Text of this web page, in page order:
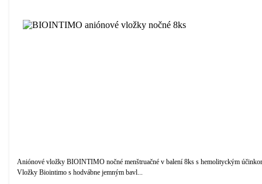
Aniónové vložky BIOINTIMO nočné menštruačné v balení 8ks s hemolityckým
Vložky Biointimo s hodvábne jemným bavl...